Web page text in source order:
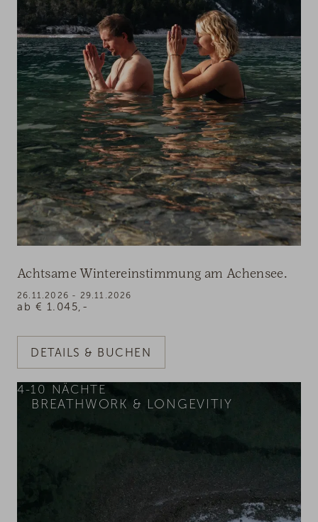
Achtsame Wintereinstimmung am Achensee.
ab € 1.045,-
26.11.2026 - 29.11.2026
DETAILS & BUCHEN
BREATHWORK & LONGEVITIY
4-10 NÄCHTE